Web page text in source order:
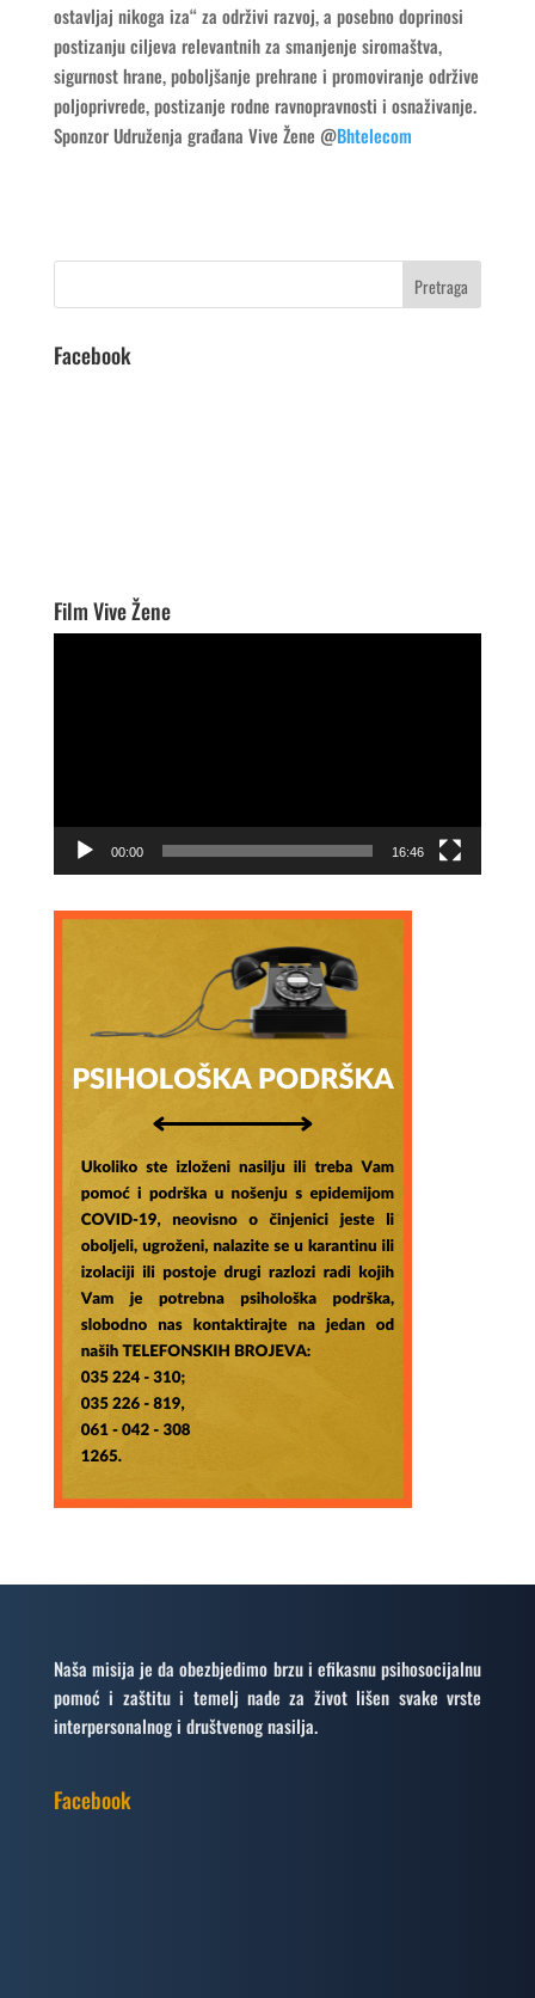
ostavljaj nikoga iza“ za održivi razvoj, a posebno doprinosi
postizanju ciljeva relevantnih za smanjenje siromaštva,
sigurnost hrane, poboljšanje prehrane i promoviranje održive
poljoprivrede, postizanje rodne ravnopravnosti i osnaživanje.
Sponzor Udruženja građana Vive Žene @Bhtelecom
Facebook
Film Vive Žene
00:00 16:46
Naša misija je da obezbjedimo brzu i efikasnu psihosocijalnu
pomoć i zaštitu i temelj nade za život lišen svake vrste
interpersonalnog i društvenog nasilja.
Facebook